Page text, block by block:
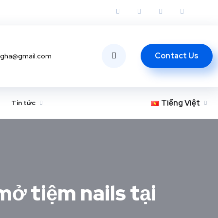
Contact Us
Tin tức Tiếng Việt
tiệm nails tại